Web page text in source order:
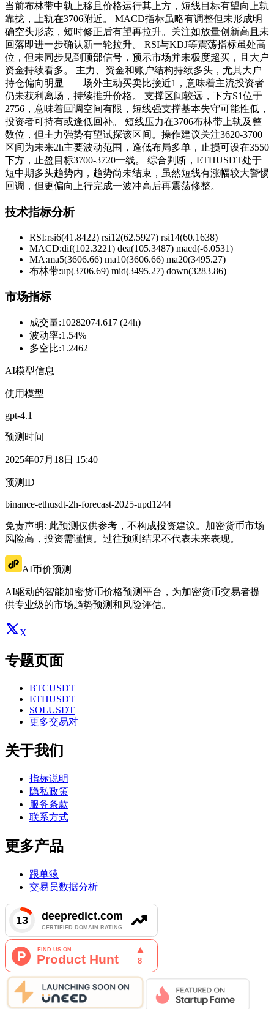
当前布林带中轨上移且价格运行其上方，短线目标有望向上轨
靠拢，上轨在3706附近。 MACD指标虽略有调整但未形成明
确空头形态，短时修正后有望再拉升。关注如放量创新高且未
回落即进一步确认新一轮拉升。 RSI与KDJ等震荡指标虽处高
位，但未同步见到顶部信号，预示市场并未极度超买，且大户
资金持续看多。 主力、资金和账户结构持续多头，尤其大户
持仓偏向明显——场外主动买卖比接近1，意味着主流投资者
仍未获利离场，持续推升价格。 支撑区间较远，下方S1位于
2756，意味着回调空间有限，短线强支撑基本失守可能性低，
投资者可持有或逢低回补。 短线压力在3706布林带上轨及整
数位，但主力强势有望试探该区间。操作建议关注3620-3700
区间为未来2h主要波动范围，逢低布局多单，止损可设在3550
下方，止盈目标3700-3720一线。 综合判断，ETHUSDT处于
短中期多头趋势内，趋势尚未结束，虽然短线有涨幅较大警惕
回调，但更偏向上行完成一波冲高后再震荡修整。
技术指标分析
RSI:rsi6(41.8422) rsi12(62.5927) rsi14(60.1638)
MACD:dif(102.3221) dea(105.3487) macd(-6.0531)
MA:ma5(3606.66) ma10(3606.66) ma20(3495.27)
布林带:up(3706.69) mid(3495.27) down(3283.86)
市场指标
成交量:10282074.617 (24h)
波动率:1.54%
多空比:1.2462
AI模型信息
使用模型
gpt-4.1
预测时间
2025年07月18日 15:40
预测ID
binance-ethusdt-2h-forecast-2025-upd1244
免责声明: 此预测仅供参考，不构成投资建议。加密货币市场
风险高，投资需谨慎。过往预测结果不代表未来表现。
AI币价预测
AI驱动的智能加密货币价格预测平台，为加密货币交易者提
供专业级的市场趋势预测和风险评估。
X
专题页面
BTCUSDT
ETHUSDT
SOLUSDT
更多交易对
关于我们
指标说明
隐私政策
服务条款
联系方式
更多产品
跟单猿
交易员数据分析